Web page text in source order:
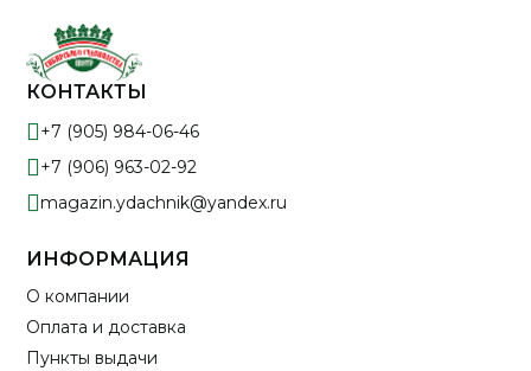
КОНТАКТЫ
+7 (905) 984-06-46
+7 (906) 963-02-92
magazin.ydachnik@yandex.ru
ИНФОРМАЦИЯ
О компании
Оплата и доставка
Пункты выдачи